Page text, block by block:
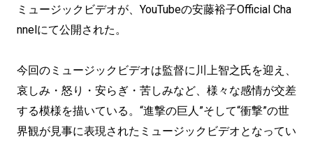
ミュージックビデオが、YouTubeの安藤裕子Official Cha
nnelにて公開された。
今回のミュージックビデオは監督に川上智之氏を迎え、
哀しみ・怒り・安らぎ・苦しみなど、様々な感情が交差
する模様を描いている。“進撃の巨人”そして“衝撃”の世
界観が見事に表現されたミュージックビデオとなってい